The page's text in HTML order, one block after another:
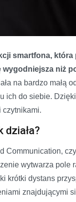
smartfona,
wygodniejsza niż
na bardzo małą
ich do siebie.
czytnikami.
działa?
Communication,
wytwarza pole
krótki dystans
znajdującymi